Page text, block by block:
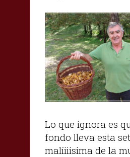
Lo que ignora es
fondo lleva esta
malíiiisima de la